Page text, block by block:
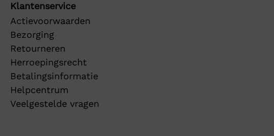
Klantenservice
Actievoorwaarden
Bezorging
Retourneren
Herroepingsrecht
Betalingsinformatie
Helpcentrum
Veelgestelde vragen